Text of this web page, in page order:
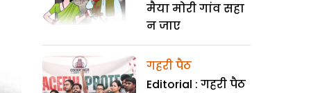
मैया मोरी गांव सहा
न जाए
गहरी पैठ
Editorial : गहरी पैठ